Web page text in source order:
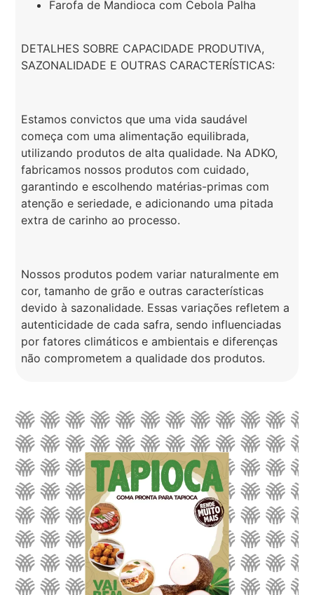
Farofa de Mandioca com Cebola Palha
DETALHES SOBRE CAPACIDADE PRODUTIVA,
SAZONALIDADE E OUTRAS CARACTERÍSTICAS:
Estamos convictos que uma vida saudável
começa com uma alimentação equilibrada,
utilizando produtos de alta qualidade. Na ADKO,
fabricamos nossos produtos com cuidado,
garantindo e escolhendo matérias-primas com
atenção e seriedade, e adicionando uma pitada
extra de carinho ao processo.
Nossos produtos podem variar naturalmente em
cor, tamanho de grão e outras características
devido à sazonalidade. Essas variações refletem a
autenticidade de cada safra, sendo influenciadas
por fatores climáticos e ambientais e diferenças
não comprometem a qualidade dos produtos.